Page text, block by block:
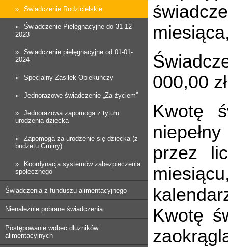
000,00
Kwotę
przez
Kwotę
Świadczenie Rodzicielskie
Świadczenie Pielęgnacyjne do 31-12-
2023
Świadczenie pielęgnacyjne od 01-01-
2024
Specjalny Zasiłek Opiekuńczy
Jednorazowe świadczenie „Za życiem”
Jednorazowa zapomoga z tytułu
urodzenia dziecka
Zapomoga za urodzenie się dziecka (z
budżetu Gminy)
Koordynacja systemów zabezpieczenia
społecznego
Świadczenia z funduszu alimentacyjnego
Nienależnie pobrane świadczenia
Postępowanie wobec dłużników
alimentacyjnych